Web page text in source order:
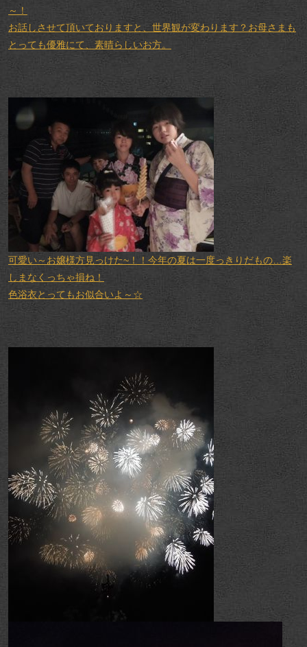
～！
お話しさせて頂いておりますと、世界観が変わります？お母さまも
とっても優雅にて、素晴らしいお方。
可愛い～お嬢様方見っけた~！！今年の夏は一度っきりだもの…楽
しまなくっちゃ損ね！
色浴衣とってもお似合いよ～☆